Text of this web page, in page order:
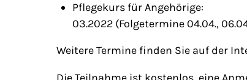
Pflegekurs für Angehörige:
03.2022 (Folgetermine 04.04.,
Weitere Termine finden Sie auf der